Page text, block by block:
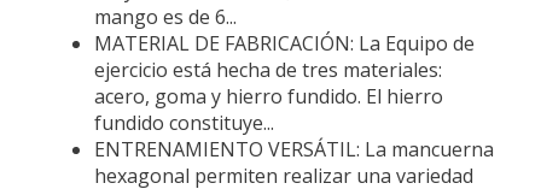
mango es de 6...
MATERIAL DE FABRICACIÓN: La Equipo de
ejercicio está hecha de tres materiales:
acero, goma y hierro fundido. El hierro
fundido constituye...
ENTRENAMIENTO VERSÁTIL: La mancuerna
hexagonal permiten realizar una variedad